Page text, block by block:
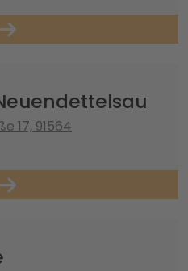
17, 91564